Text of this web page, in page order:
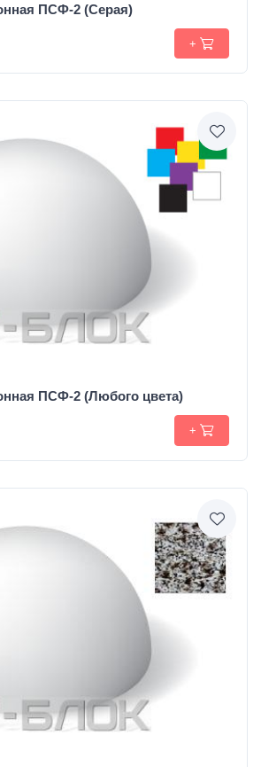
ПСФ-2 (Серая)
+
ПСФ-2 (Любого цвета)
+